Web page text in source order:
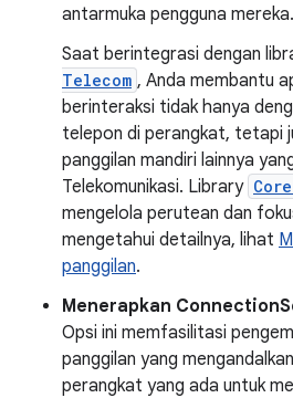
antarmuka pengguna mereka.
Saat berintegrasi dengan
Telecom , Anda membantu
berinteraksi tidak hanya
telepon di perangkat, tetapi
panggilan mandiri lainnya
Telekomunikasi. Library
mengelola perutean dan
mengetahui detailnya, lihat
panggilan.
Menerapkan
Opsi ini memfasilitasi
panggilan yang
perangkat yang ada untuk